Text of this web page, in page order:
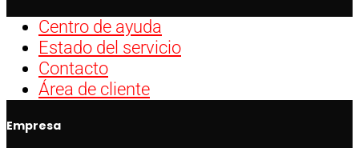
Centro de ayuda
Estado del servicio
Contacto
Área de cliente
Empresa